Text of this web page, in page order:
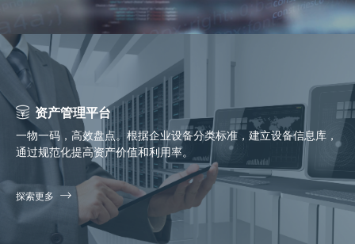
资产管理平台
一物一码，高效盘点。根据企业设备分类标准，建立设备信息库，
通过规范化提高资产价值和利用率。
探索更多